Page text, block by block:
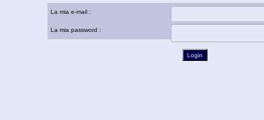
La mia e-mail :
La mia password :